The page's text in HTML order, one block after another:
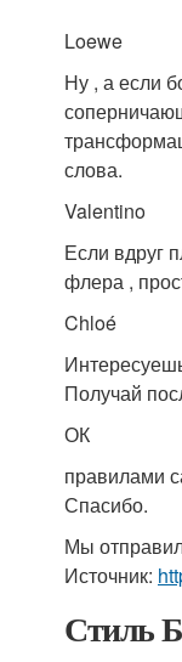
Loewe
Ну , а если
слова.
Valentino
Если вдруг
флера ,
Chloé
Получай
ОК
правилами
Спасибо.
Мы
Источник:
Стиль